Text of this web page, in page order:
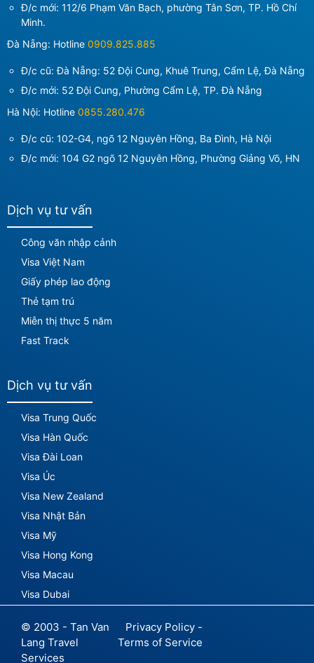
Đ/c mới: 112/6 Phạm Văn Bạch, phường Tân Sơn, TP. Hồ Chí
Minh.
Đà Nẵng: Hotline 0909.825.885
Đ/c cũ: Đà Nẵng: 52 Đội Cung, Khuê Trung, Cẩm Lệ, Đà Nẵng
Đ/c mới: 52 Đội Cung, Phường Cẩm Lệ, TP. Đà Nẵng
Hà Nội: Hotline 0855.280.476
Đ/c cũ: 102-G4, ngõ 12 Nguyên Hồng, Ba Đình, Hà Nội
Đ/c mới: 104 G2 ngõ 12 Nguyên Hồng, Phường Giảng Võ, HN
Dịch vụ tư vấn
Công văn nhập cảnh
Visa Việt Nam
Giấy phép lao động
Thẻ tạm trú
Miễn thị thực 5 năm
Fast Track
Dịch vụ tư vấn
Visa Trung Quốc
Visa Hàn Quốc
Visa Đài Loan
Visa Úc
Visa New Zealand
Visa Nhật Bản
Visa Mỹ
Visa Hong Kong
Visa Macau
Visa Dubai
© 2003 - Tan Van
Lang Travel
Services
Privacy Policy -
Terms of Service